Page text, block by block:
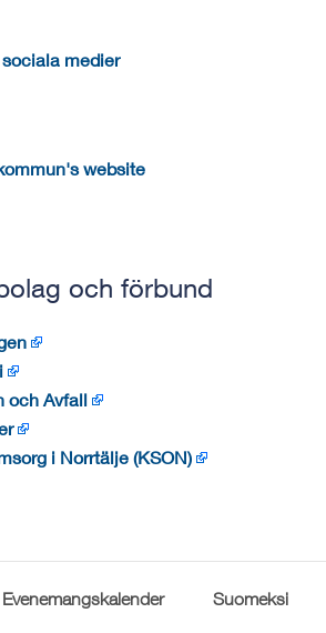
medier
website
och förbund
och Avfall
i Norrtälje (KSON)
Evenemangskalender Suomeksi